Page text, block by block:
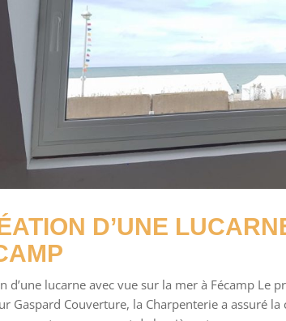
D’UNE
d’une lucarne avec vue sur la mer à Fécamp Le
Gaspard Couverture, la Charpenterie a assuré